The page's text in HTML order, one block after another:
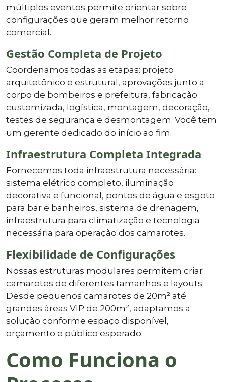
múltiplos eventos permite orientar sobre
configurações que geram melhor retorno
comercial.
Gestão Completa de Projeto
Coordenamos todas as etapas: projeto
arquitetônico e estrutural, aprovações junto a
corpo de bombeiros e prefeitura, fabricação
customizada, logística, montagem, decoração,
testes de segurança e desmontagem. Você tem
um gerente dedicado do início ao fim.
Infraestrutura Completa Integrada
Fornecemos toda infraestrutura necessária:
sistema elétrico completo, iluminação
decorativa e funcional, pontos de água e esgoto
para bar e banheiros, sistema de drenagem,
infraestrutura para climatização e tecnologia
necessária para operação dos camarotes.
Flexibilidade de Configurações
Nossas estruturas modulares permitem criar
camarotes de diferentes tamanhos e layouts.
Desde pequenos camarotes de 20m² até
grandes áreas VIP de 200m², adaptamos a
solução conforme espaço disponível,
orçamento e público esperado.
Como Funciona o